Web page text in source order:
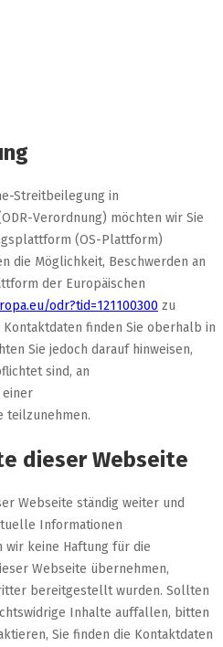
Streitbeilegung in
Verordnung) möchten wir Sie
(OS-Plattform)
die Möglichkeit, Beschwerden an
der Europäischen
odr?tid=121100300 zu
finden Sie oberhalb in
Sie jedoch darauf hinweisen,
sind, an
teilzunehmen.
dieser Webseite
Webseite ständig weiter und
Informationen
keine Haftung für die
Webseite übernehmen,
bereitgestellt wurden. Sollten
Inhalte auffallen, bitten
Sie finden die Kontaktdaten